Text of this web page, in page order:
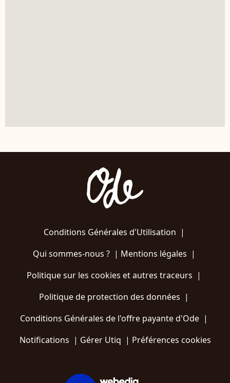
Conditions Générales d'Utilisation |
Qui sommes-nous ?| Mentions légales |
Politique sur les cookies et autres traceurs |
Politique de protection des données |
Conditions Générales de l'offre payante d'Ode |
Notifications | Gérer Utiq | Préférences cookies